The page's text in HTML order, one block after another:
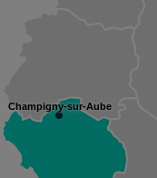
Champigny-sur-Aube